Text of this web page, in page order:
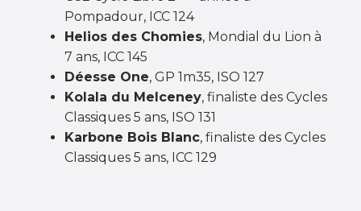
Pompadour, ICC 124
Helios des Chomies, Mondial du Lion à
7 ans, ICC 145
Déesse One, GP 1m35, ISO 127
Kolala du Melceney, finaliste des Cycles
Classiques 5 ans, ISO 131
Karbone Bois Blanc, finaliste des Cycles
Classiques 5 ans, ICC 129